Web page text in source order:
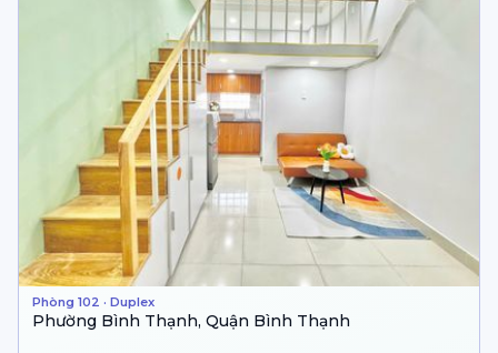
Phòng 102 · Duplex
Phường Bình Thạnh, Quận Bình Thạnh